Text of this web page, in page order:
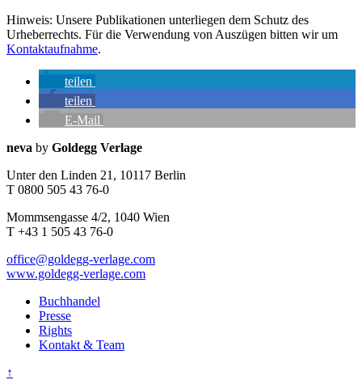
Hinweis: Unsere Publikationen unterliegen dem Schutz des
Urheberrechts. Für die Verwendung von Auszügen bitten wir um
Kontaktaufnahme.
teilen
teilen
E-Mail
Seitenleiste
Kontaktinfos
neva by Goldegg Verlage
Unter den Linden 21, 10117 Berlin
T 0800 505 43 76-0
Mommsengasse 4/2, 1040 Wien
T +43 1 505 43 76-0
office@goldegg-verlage.com
www.goldegg-verlage.com
Buchhandel
Presse
Rights
Kontakt & Team
↑